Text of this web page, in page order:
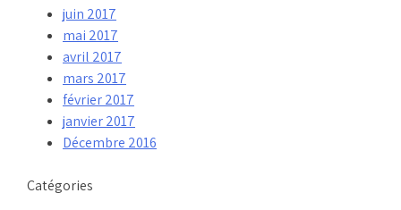
juin 2017
mai 2017
avril 2017
mars 2017
février 2017
janvier 2017
Décembre 2016
Catégories